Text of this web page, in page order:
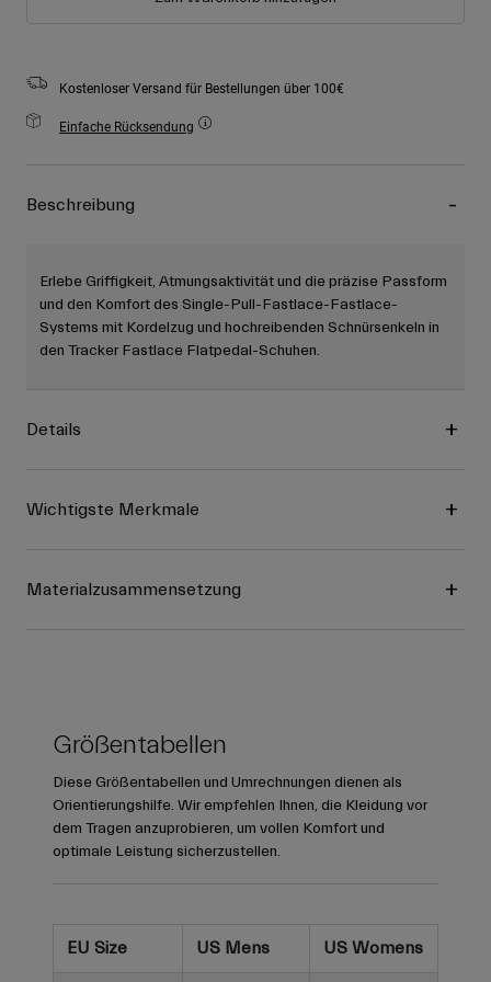
Kostenloser Versand für Bestellungen über 100€
Einfache Rücksendung
Beschreibung
Erlebe Griffigkeit, Atmungsaktivität und die präzise Passform
und den Komfort des Single-Pull-Fastlace-Fastlace-
Systems mit Kordelzug und hochreibenden Schnürsenkeln in
den Tracker Fastlace Flatpedal-Schuhen.
Details
Wichtigste Merkmale
Materialzusammensetzung
Größentabellen
Diese Größentabellen und Umrechnungen dienen als
Orientierungshilfe. Wir empfehlen Ihnen, die Kleidung vor
dem Tragen anzuprobieren, um vollen Komfort und
optimale Leistung sicherzustellen.
EU Size US Mens US Womens